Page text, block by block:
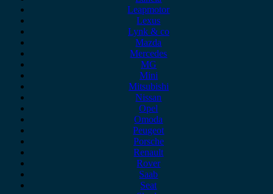
Leapmotor
Lexus
Lynk & co
Mazda
Mercedes
MG
Mini
Mitsubishi
Nissan
Opel
Omoda
Peugeot
Porsche
Renault
Rover
Saab
Seat